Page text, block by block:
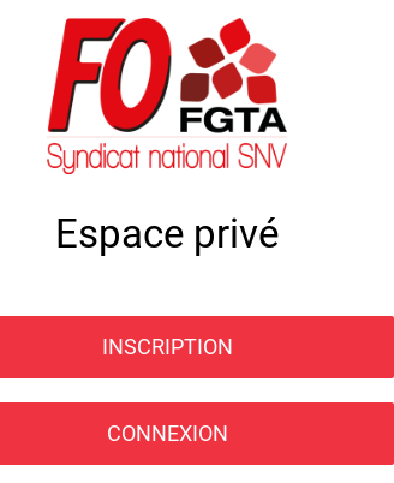
Espace privé
INSCRIPTION
CONNEXION